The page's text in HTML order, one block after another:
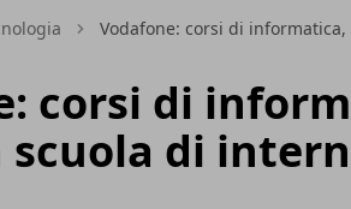
Vodafone: corsi di
corsi di
scuola di